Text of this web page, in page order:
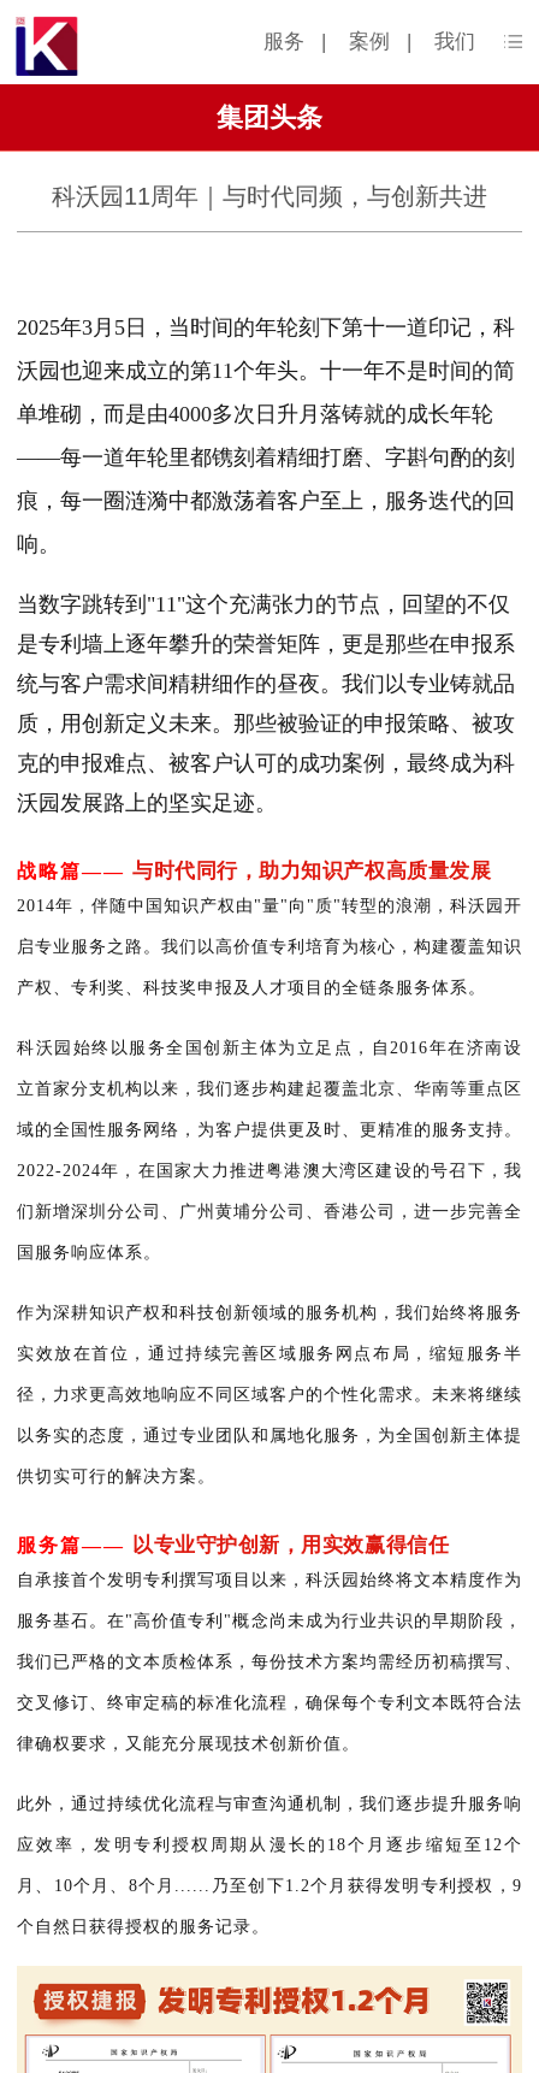
服务 | 案例 | 我们
集团头条
科沃园11周年｜与时代同频，与创新共进
2025年3月5日，当时间的年轮刻下第十一道印记，科
沃园也迎来成立的第11个年头。十一年不是时间的简
单堆砌，而是由4000多次日升月落铸就的成长年轮
——每一道年轮里都镌刻着精细打磨、字斟句酌的刻
痕，每一圈涟漪中都激荡着客户至上，服务迭代的回
响。
当数字跳转到"11"这个充满张力的节点，回望的不仅
是专利墙上逐年攀升的荣誉矩阵，更是那些在申报系
统与客户需求间精耕细作的昼夜。我们以专业铸就品
质，用创新定义未来。那些被验证的申报策略、被攻
克的申报难点、被客户认可的成功案例，最终成为科
沃园发展路上的坚实足迹。
战略篇—— 与时代同行，助力知识产权高质量发展
2014年，伴随中国知识产权由"量"向"质"转型的浪潮，科沃园开
启专业服务之路。我们以高价值专利培育为核心，构建覆盖知识
产权、专利奖、科技奖申报及人才项目的全链条服务体系。
科沃园始终以服务全国创新主体为立足点，自2016年在济南设
立首家分支机构以来，我们逐步构建起覆盖北京、华南等重点区
域的全国性服务网络，为客户提供更及时、更精准的服务支持。
2022-2024年，在国家大力推进粤港澳大湾区建设的号召下，我
们新增深圳分公司、广州黄埔分公司、香港公司，进一步完善全
国服务响应体系。
作为深耕知识产权和科技创新领域的服务机构，我们始终将服务
实效放在首位，通过持续完善区域服务网点布局，缩短服务半
径，力求更高效地响应不同区域客户的个性化需求。未来将继续
以务实的态度，通过专业团队和属地化服务，为全国创新主体提
供切实可行的解决方案。
服务篇—— 以专业守护创新，用实效赢得信任
自承接首个发明专利撰写项目以来，科沃园始终将文本精度作为
服务基石。在"高价值专利"概念尚未成为行业共识的早期阶段，
我们已严格的文本质检体系，每份技术方案均需经历初稿撰写、
交叉修订、终审定稿的标准化流程，确保每个专利文本既符合法
律确权要求，又能充分展现技术创新价值。
此外，通过持续优化流程与审查沟通机制，我们逐步提升服务响
应效率，发明专利授权周期从漫长的18个月逐步缩短至12个
月、10个月、8个月......乃至创下1.2个月获得发明专利授权，9
个自然日获得授权的服务记录。